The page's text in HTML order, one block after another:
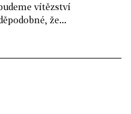
vítězství
že...